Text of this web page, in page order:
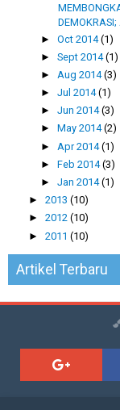
►Oct 2014(1)
►Sept 2014(1)
► Aug 2014(3)
►Jul 2014(1)
►Jun 2014(3)
►May 2014(2)
► Apr 2014(1)
►Feb 2014(3)
►Jan 2014(1)
► 2013 (10)
► 2012 (10)
► 2011 (10)
Artikel Terbaru